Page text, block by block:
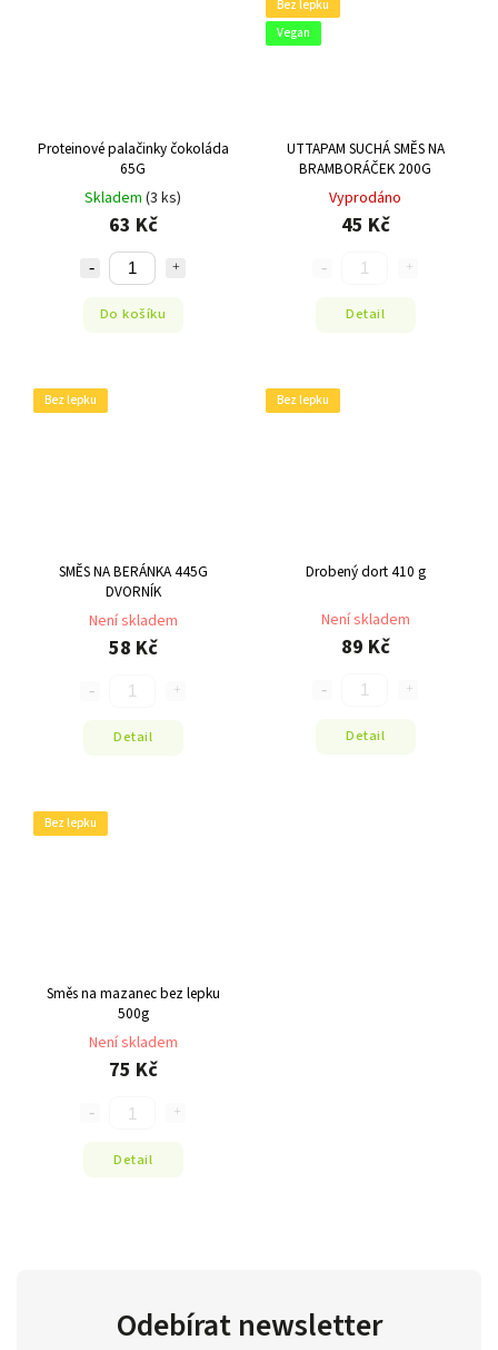
Proteinové palačinky čokoláda
65G
Skladem (3 ks)
63 Kč
Do košíku
Bez lepku
Vegan
UTTAPAM SUCHÁ SMĚS NA
BRAMBORÁČEK 200G
Vyprodáno
45 Kč
Detail
Bez lepku
SMĚS NA BERÁNKA 445G
DVORNÍK
Není skladem
58 Kč
Detail
Bez lepku
Drobený dort 410 g
Není skladem
89 Kč
Detail
Bez lepku
Směs na mazanec bez lepku
500g
Není skladem
75 Kč
Detail
Odebírat newsletter